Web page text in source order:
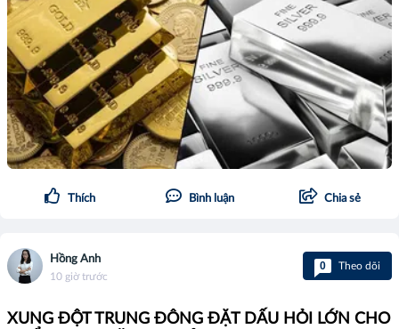
Thích Bình luận Chia sẻ
Hồng Anh
10 giờ trước
0 Theo dõi
XUNG ĐỘT TRUNG ĐÔNG ĐẶT DẤU HỎI LỚN CHO